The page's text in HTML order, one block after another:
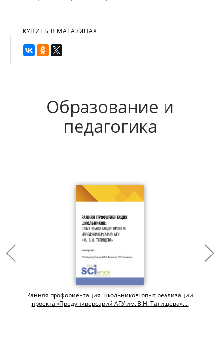
КУПИТЬ В МАГАЗИНАХ
Образование и
педагогика
Ранняя профориентация школьников: опыт реализации
проекта «Предуниверсарий АГУ им. В.Н. Татищева»....